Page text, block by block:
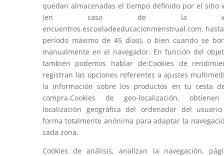
quedan almacenadas el tiempo definido por el sitio
(en caso de la
encuentros.escueladeeducacionmenstrual.com,
período máximo de 45 días), o bien cuando se
manualmente en el navegador. En función del
también podemos hablar de:Cookies de
registran las opciones referentes a ajustes
la información sobre los productos en tu cesta
compra.Cookies de geo-localización,
localización geográfica del ordenador del
forma totalmente anónima para adaptar la
cada zona.
Cookies de análisis, analizan la navegación,